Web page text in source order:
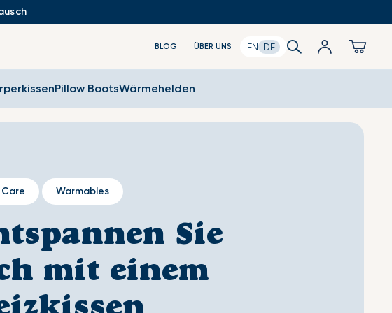
Pillow BootsWärmehelden
BLOG ÜBER UNS EN DE Search Anmeldung
Cart
Warmables
Sie
mit einem